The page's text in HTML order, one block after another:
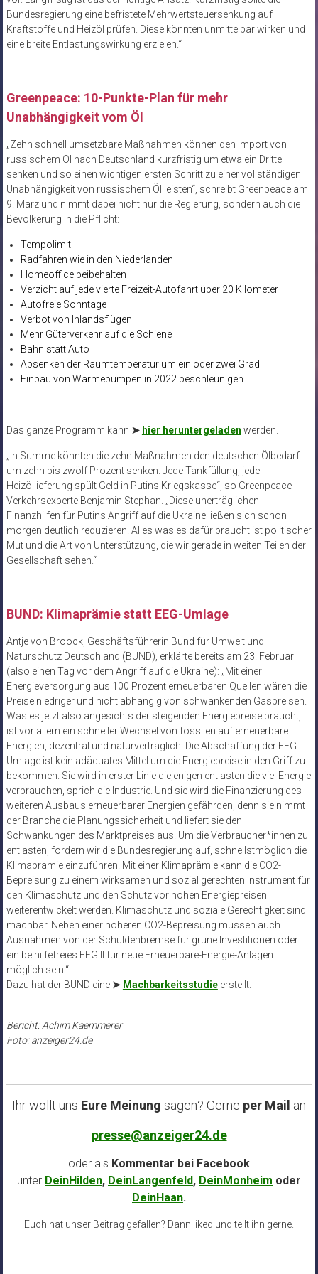
Bundesregierung eine befristete Mehrwertsteuersenkung auf
Kraftstoffe und Heizöl prüfen. Diese könnten unmittelbar wirken und
eine breite Entlastungswirkung erzielen.“
Greenpeace: 10-Punkte-Plan für mehr
Unabhängigkeit vom Öl
„Zehn schnell umsetzbare Maßnahmen können den Import von
russischem Öl nach Deutschland kurzfristig um etwa ein Drittel
senken und so einen wichtigen ersten Schritt zu einer vollständigen
Unabhängigkeit von russischem Öl leisten“, schreibt Greenpeace am
9. März und nimmt dabei nicht nur die Regierung, sondern auch die
Bevölkerung in die Pflicht:
Tempolimit
Radfahren wie in den Niederlanden
Homeoffice beibehalten
Verzicht auf jede vierte Freizeit-Autofahrt über 20 Kilometer
Autofreie Sonntage
Verbot von Inlandsflügen
Mehr Güterverkehr auf die Schiene
Bahn statt Auto
Absenken der Raumtemperatur um ein oder zwei Grad
Einbau von Wärmepumpen in 2022 beschleunigen
Das ganze Programm kann ➤ hier heruntergeladen werden.
„In Summe könnten die zehn Maßnahmen den deutschen Ölbedarf
um zehn bis zwölf Prozent senken. Jede Tankfüllung, jede
Heizöllieferung spült Geld in Putins Kriegskasse“, so Greenpeace
Verkehrsexperte Benjamin Stephan. „Diese unerträglichen
Finanzhilfen für Putins Angriff auf die Ukraine ließen sich schon
morgen deutlich reduzieren. Alles was es dafür braucht ist politischer
Mut und die Art von Unterstützung, die wir gerade in weiten Teilen der
Gesellschaft sehen.“
BUND: Klimaprämie statt EEG-Umlage
Antje von Broock, Geschäftsführerin Bund für Umwelt und
Naturschutz Deutschland (BUND), erklärte bereits am 23. Februar
(also einen Tag vor dem Angriff auf die Ukraine): „Mit einer
Energieversorgung aus 100 Prozent erneuerbaren Quellen wären die
Preise niedriger und nicht abhängig von schwankenden Gaspreisen.
Was es jetzt also angesichts der steigenden Energiepreise braucht,
ist vor allem ein schneller Wechsel von fossilen auf erneuerbare
Energien, dezentral und naturverträglich. Die Abschaffung der EEG-
Umlage ist kein adäquates Mittel um die Energiepreise in den Griff zu
bekommen. Sie wird in erster Linie diejenigen entlasten die viel Energie
verbrauchen, sprich die Industrie. Und sie wird die Finanzierung des
weiteren Ausbaus erneuerbarer Energien gefährden, denn sie nimmt
der Branche die Planungssicherheit und liefert sie den
Schwankungen des Marktpreises aus. Um die Verbraucher*innen zu
entlasten, fordern wir die Bundesregierung auf, schnellstmöglich die
Klimaprämie einzuführen. Mit einer Klimaprämie kann die CO2-
Bepreisung zu einem wirksamen und sozial gerechten Instrument für
den Klimaschutz und den Schutz vor hohen Energiepreisen
weiterentwickelt werden. Klimaschutz und soziale Gerechtigkeit sind
machbar. Neben einer höheren CO2-Bepreisung müssen auch
Ausnahmen von der Schuldenbremse für grüne Investitionen oder
ein beihilfefreies EEG II für neue Erneuerbare-Energie-Anlagen
möglich sein.“
Dazu hat der BUND eine ➤ Machbarkeitsstudieerstellt.
Bericht: Achim Kaemmerer
Foto: anzeiger24.de
Ihr wollt uns Eure Meinung sagen? Gerne per Mail an
presse@anzeiger24.de
oder als Kommentar bei Facebook
unter DeinHilden, DeinLangenfeld, DeinMonheim oder
DeinHaan.
Euch hat unser Beitrag gefallen? Dann liked und teilt ihn gerne.